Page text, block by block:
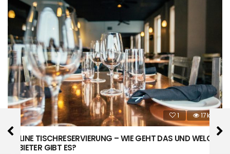
1 17k
ONLINE TISCHRESERVIERUNG – WIE GEHT DAS UND WELCHE
ANBIETER GIBT ES?